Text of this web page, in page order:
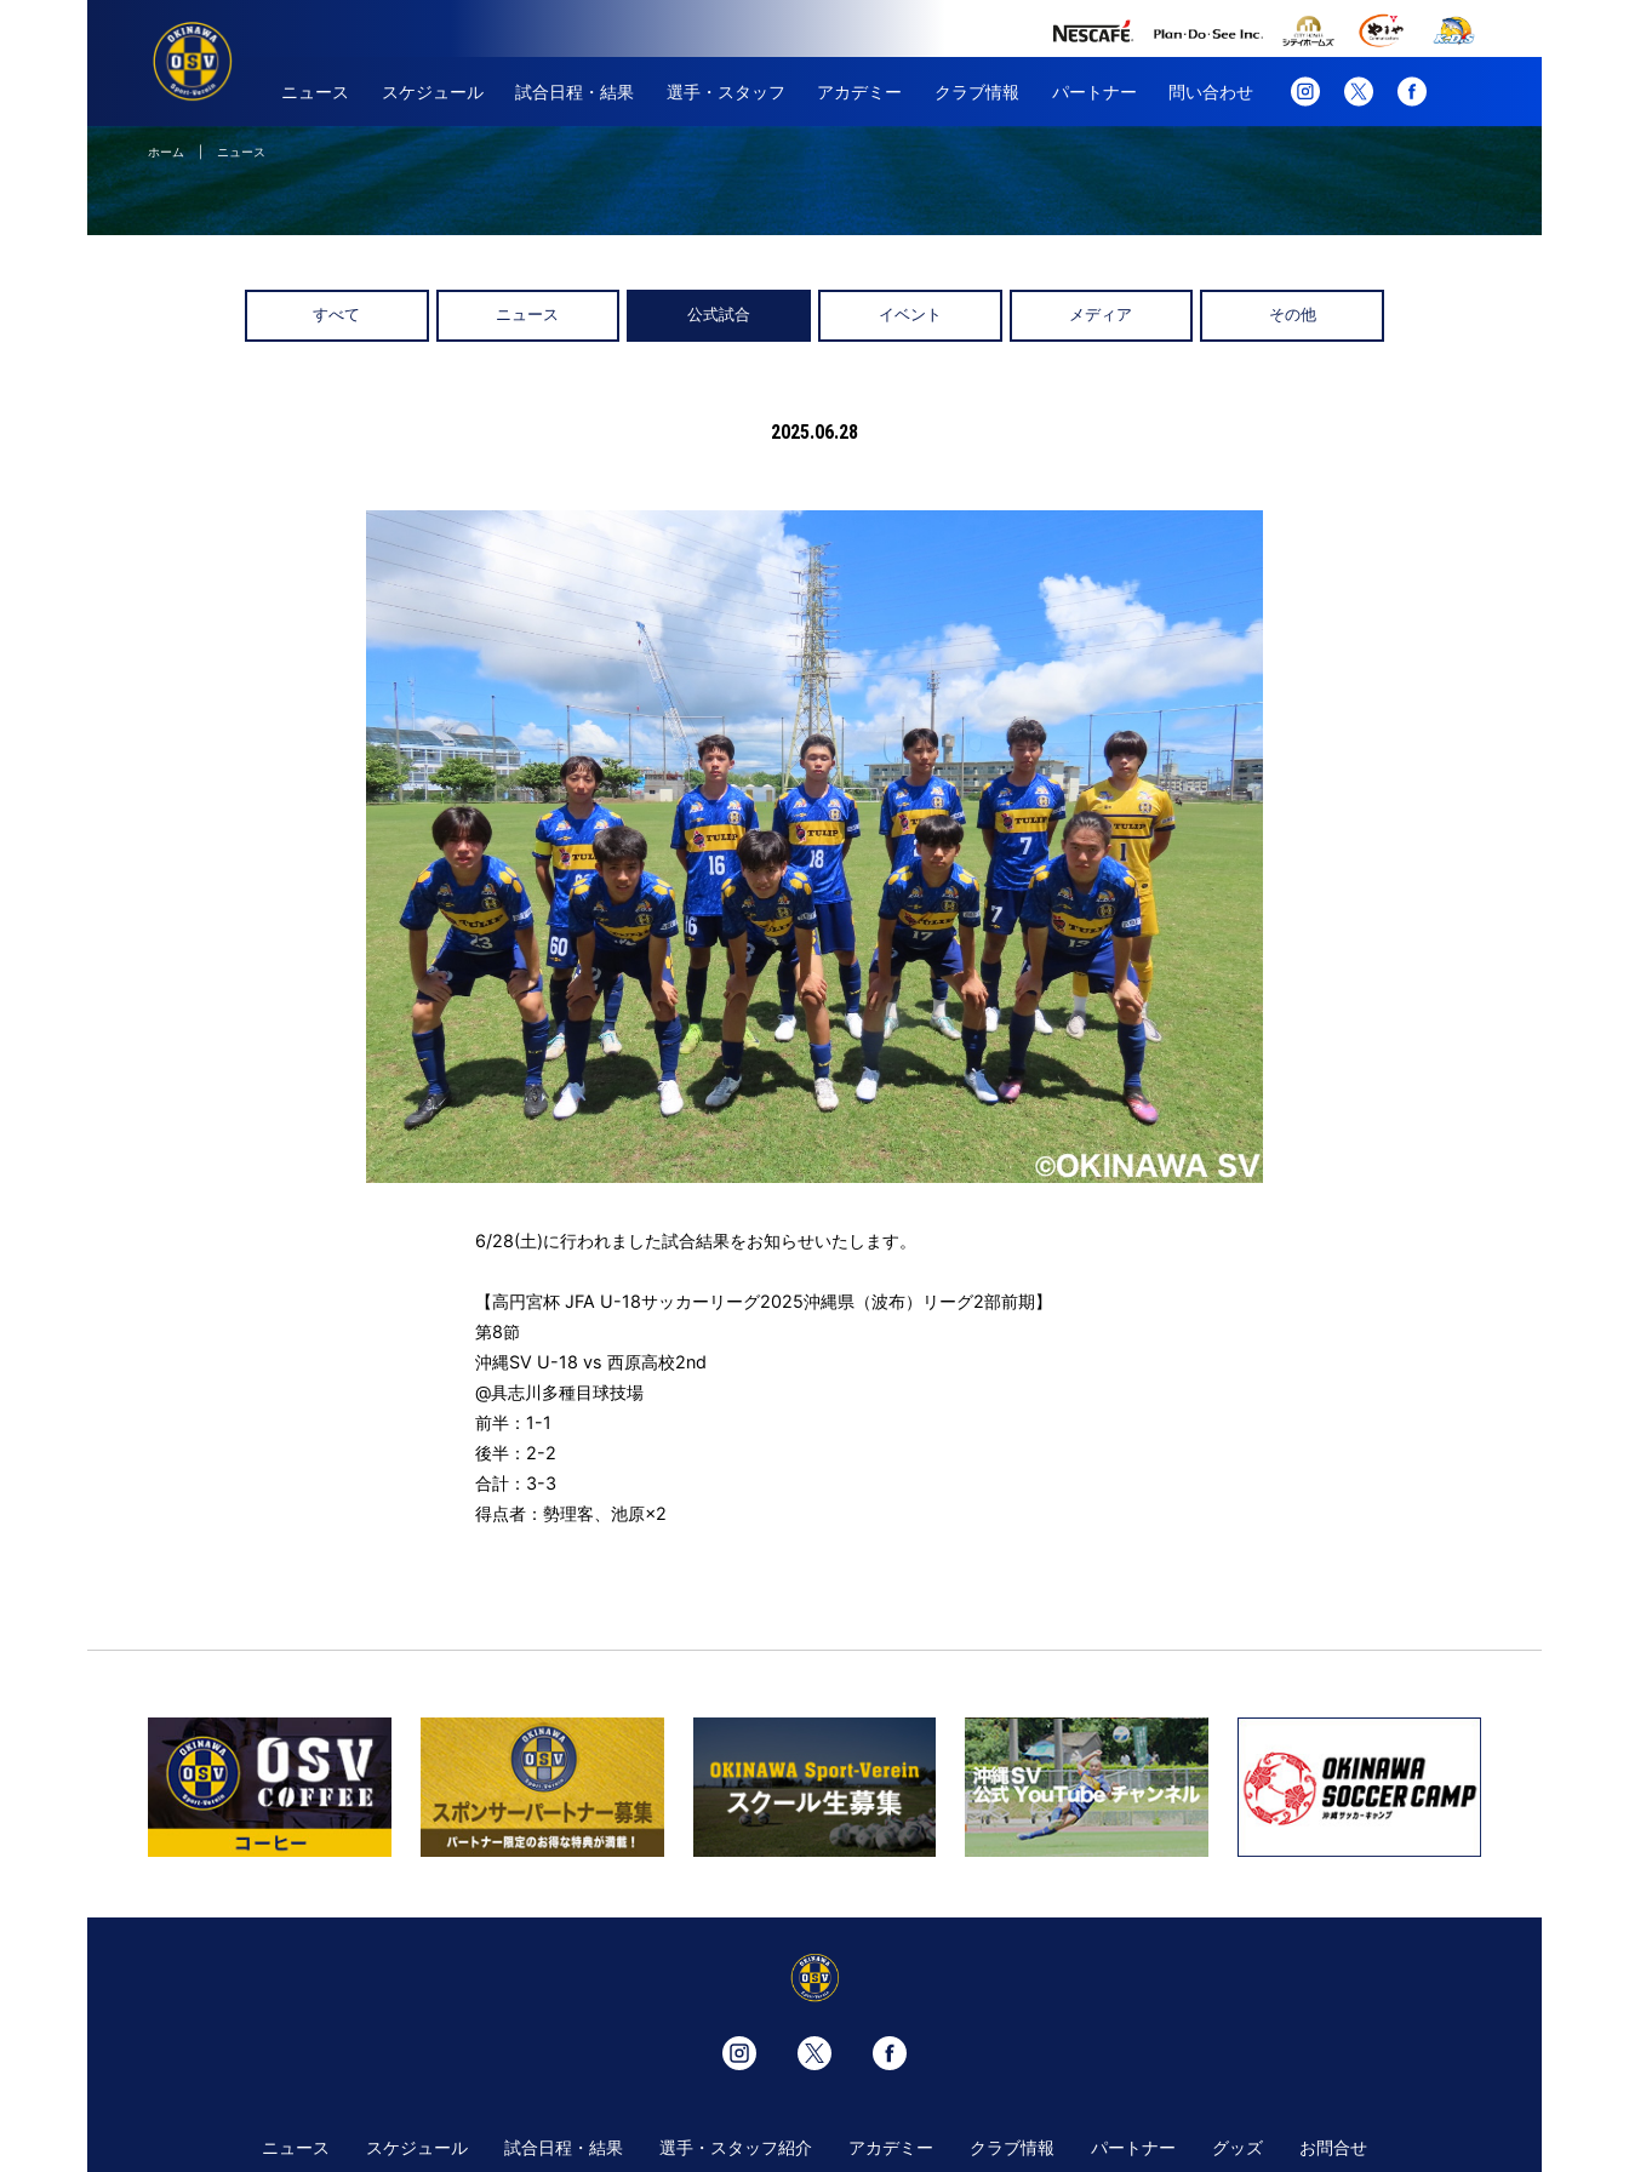
ニュース スケジュール 試合日程・結果 選手・スタッフ アカデミー クラブ情報 パートナー 問い合わせ
ホーム| ニュース
すべて ニュース 公式試合 イベント メディア その他
2025.06.28
6/28(土)に行われました試合結果をお知らせいたします。
【高円宮杯 JFA U-18サッカーリーグ2025沖縄県（波布）リーグ2部前期】
第8節
沖縄SV U-18 vs 西原高校2nd
@具志川多種目球技場
前半：1-1
後半：2-2
合計：3-3
得点者：勢理客、池原×2
ニュース スケジュール 試合日程・結果 選手・スタッフ紹介 アカデミー クラブ情報 パートナー グッズ お問合せ